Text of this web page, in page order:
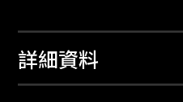
詳細資料